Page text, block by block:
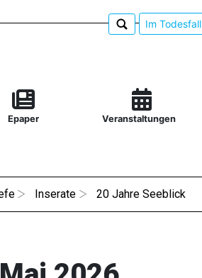
Im Todesfall
Epaper Veranstaltungen
Inserate 20 Jahre Seeblick